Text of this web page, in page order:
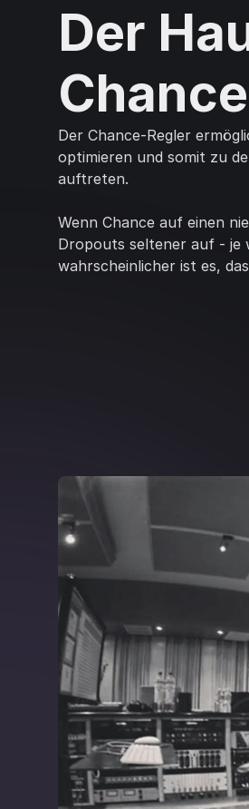
Der
Chance
Der Chance-Regler
optimieren und somit zu
auftreten.
Wenn Chance auf einen
Dropouts seltener auf - je
wahrscheinlicher ist es,